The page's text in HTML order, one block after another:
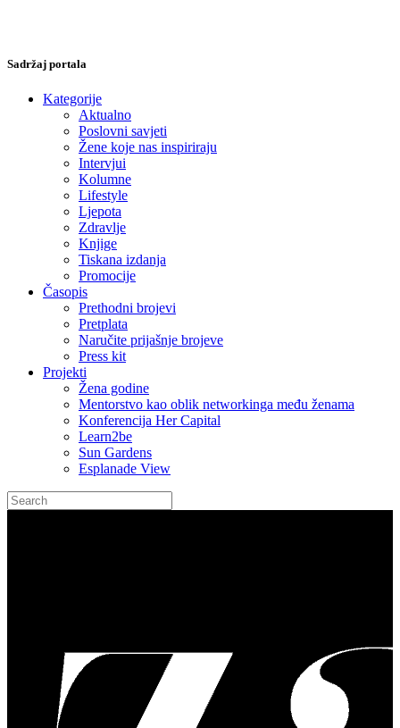
Sadržaj portala
Kategorije
Aktualno
Poslovni savjeti
Žene koje nas inspiriraju
Intervjui
Kolumne
Lifestyle
Ljepota
Zdravlje
Knjige
Tiskana izdanja
Promocije
Časopis
Prethodni brojevi
Pretplata
Naručite prijašnje brojeve
Press kit
Projekti
Žena godine
Mentorstvo kao oblik networkinga među ženama
Konferencija Her Capital
Learn2be
Sun Gardens
Esplanade View